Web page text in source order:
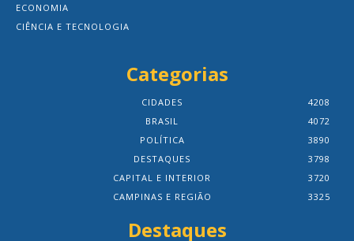
ECONOMIA
CIÊNCIA E TECNOLOGIA
Categorias
CIDADES
4208
BRASIL
4072
POLÍTICA
3890
DESTAQUES
3798
CAPITAL E INTERIOR
3720
CAMPINAS E REGIÃO
3325
Destaques